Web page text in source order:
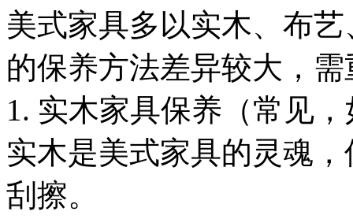
美式家具多以实木、布
的保养方法差异较大，
1. 实木家具保养（常见
实木是美式家具的灵魂
刮擦。